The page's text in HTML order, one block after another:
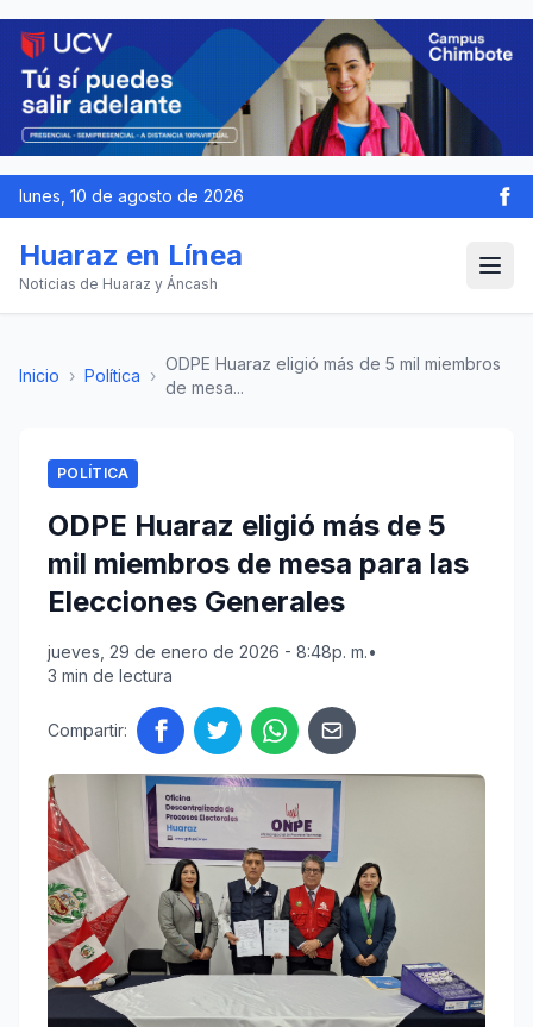
lunes, 10 de agosto de 2026
Huaraz en Línea
Noticias de Huaraz y Áncash
Inicio › Política ›
ODPE Huaraz eligió más de 5 mil miembros
de mesa...
POLÍTICA
ODPE Huaraz eligió más de 5
mil miembros de mesa para las
Elecciones Generales
jueves, 29 de enero de 2026 - 8:48p. m.•
3 min de lectura
Compartir: